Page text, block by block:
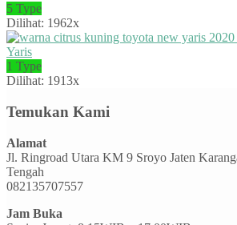
5 Type
Dilihat: 1962x
Yaris
1 Type
Dilihat: 1913x
Temukan Kami
Alamat
Jl. Ringroad Utara KM 9 Sroyo Jaten
Tengah
082135707557
Jam Buka